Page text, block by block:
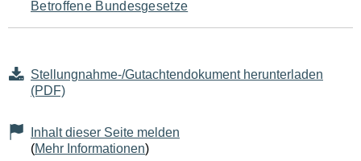
Betroffene Bundesgesetze
Stellungnahme-/Gutachtendokument herunterladen
(PDF)
Inhalt dieser Seite melden
(Mehr Informationen)